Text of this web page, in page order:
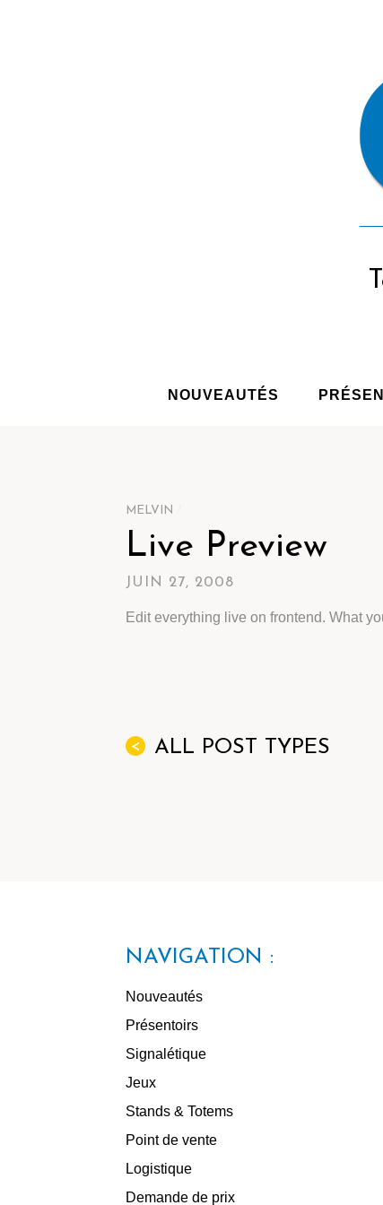
NOUVEAUTÉS
MELVIN
Live Preview
JUIN 27, 2008
Edit everything live on frontend. What
< ALL POST TYPES
NAVIGATION :
Nouveautés
Présentoirs
Signalétique
Jeux
Stands & Totems
Point de vente
Logistique
Demande de prix